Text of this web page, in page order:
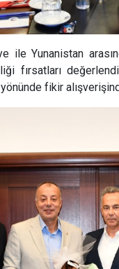
ile Yunanistan
fırsatları
fikir